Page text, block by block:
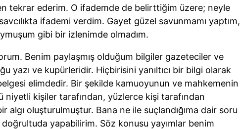
tekrar ederim. O ifademde de belirttiğim üzere; neyle
ifademi verdim. Gayet güzel savunmamı yaptım,
gibi bir izlenimde olmadım.
Benim paylaşmış olduğum bilgiler gazeteciler ve
yazı ve kupürleridir. Hiçbirisini yanıltıcı bir bilgi olarak
elimdedir. Bir şekilde kamuoyunun ve mahkemenin
niyetli kişiler tarafından, yüzlerce kişi tarafından
algı oluşturulmuştur. Bana ne ile suçlandığıma dair soru
doğrultuda yapabilirim. Söz konusu yayımlar benim